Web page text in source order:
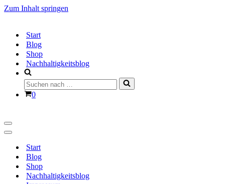
Zum Inhalt springen
Start
Blog
Shop
Nachhaltigkeitsblog
Suchen
nach …
Warenkorb
0
Navigationsmenü
Navigationsmenü
Start
Blog
Shop
Nachhaltigkeitsblog